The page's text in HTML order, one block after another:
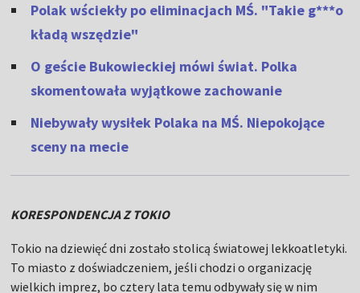
Polak wściekły po eliminacjach MŚ. "Takie g***o
kładą wszędzie"
O geście Bukowieckiej mówi świat. Polka
skomentowała wyjątkowe zachowanie
Niebywały wysiłek Polaka na MŚ. Niepokojące
sceny na mecie
KORESPONDENCJA Z TOKIO
Tokio na dziewięć dni zostało stolicą światowej lekkoatletyki.
To miasto z doświadczeniem, jeśli chodzi o organizację
wielkich imprez, bo cztery lata temu odbywały się w nim